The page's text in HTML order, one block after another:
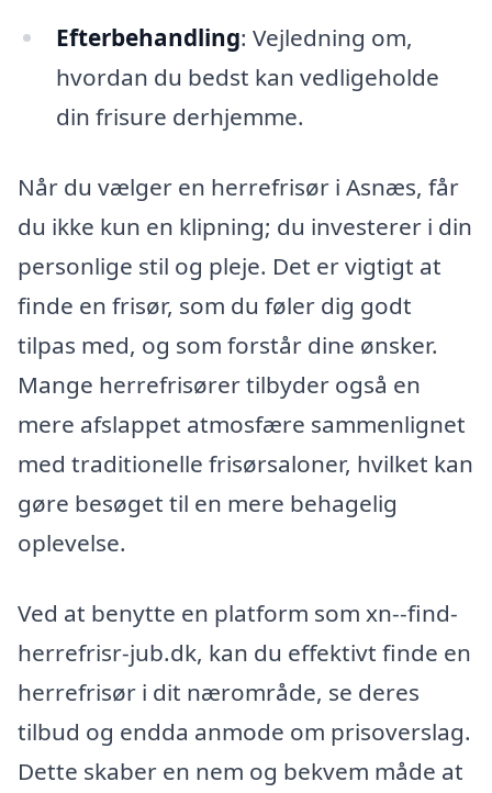
Efterbehandling: Vejledning om,
hvordan du bedst kan vedligeholde
din frisure derhjemme.
Når du vælger en herrefrisør i Asnæs, får
du ikke kun en klipning; du investerer i din
personlige stil og pleje. Det er vigtigt at
finde en frisør, som du føler dig godt
tilpas med, og som forstår dine ønsker.
Mange herrefrisører tilbyder også en
mere afslappet atmosfære sammenlignet
med traditionelle frisørsaloner, hvilket kan
gøre besøget til en mere behagelig
oplevelse.
Ved at benytte en platform som xn--find-
herrefrisr-jub.dk, kan du effektivt finde en
herrefrisør i dit nærområde, se deres
tilbud og endda anmode om prisoverslag.
Dette skaber en nem og bekvem måde at